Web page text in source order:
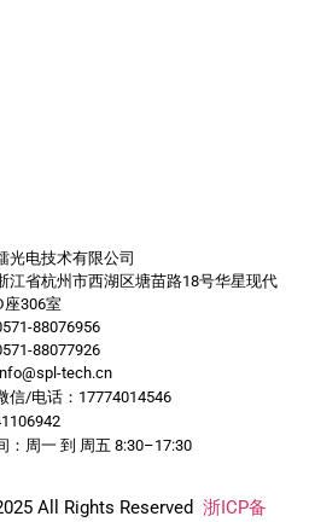
光电技术有限公司
江省杭州市西湖区塘苗路18号华星现代
座306室
88076956
88077926
tech.cn
信/电话：17774014546
：周一 到 周五 8:30–17:30
All Rights Reserved 浙ICP备